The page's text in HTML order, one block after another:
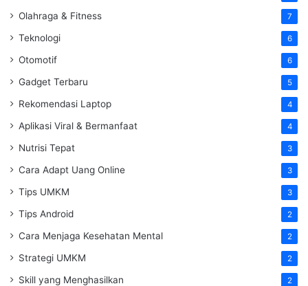
Olahraga & Fitness 7
Teknologi 6
Otomotif 6
Gadget Terbaru 5
Rekomendasi Laptop 4
Aplikasi Viral & Bermanfaat 4
Nutrisi Tepat 3
Cara Adapt Uang Online 3
Tips UMKM 3
Tips Android 2
Cara Menjaga Kesehatan Mental 2
Strategi UMKM 2
Skill yang Menghasilkan 2